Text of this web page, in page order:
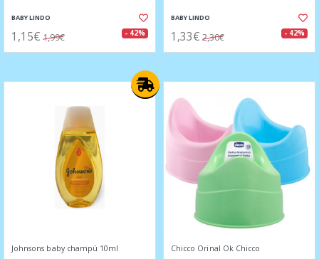
BABY LINDO
1,15€ 1,99€ - 42%
BABY LINDO
1,33€ 2,30€ - 42%
Johnsons baby champú 10ml Chicco Orinal Ok Chicco